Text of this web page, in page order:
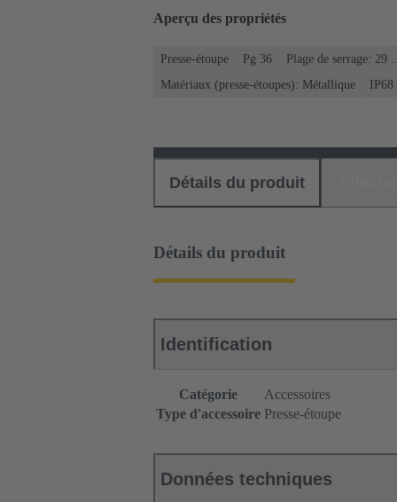
Aperçu des propriétés
Presse-étoupe Pg 36
Plage de serrage: 29
Matériaux (presse-étoupes): Métallique
IP68
Détails du produit
Détails du produit
Identification
Catégorie
Accessoires
Type d'accessoire Presse-étoupe
Données techniques